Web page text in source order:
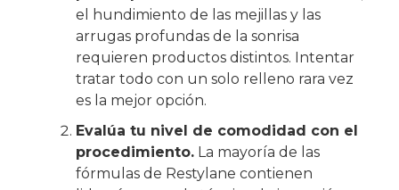
el hundimiento de las mejillas y las
arrugas profundas de la sonrisa
requieren productos distintos. Intentar
tratar todo con un solo relleno rara vez
es la mejor opción.
Evalúa tu nivel de comodidad con el
procedimiento. La mayoría de las
fórmulas de Restylane contienen